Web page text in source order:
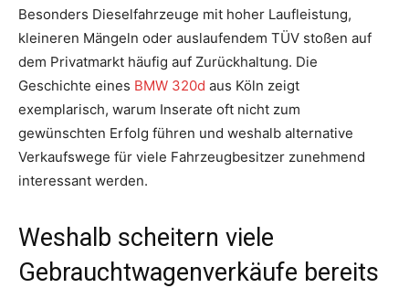
Besonders Dieselfahrzeuge mit hoher Laufleistung,
kleineren Mängeln oder auslaufendem TÜV stoßen auf
dem Privatmarkt häufig auf Zurückhaltung. Die
Geschichte eines BMW 320d aus Köln zeigt
exemplarisch, warum Inserate oft nicht zum
gewünschten Erfolg führen und weshalb alternative
Verkaufswege für viele Fahrzeugbesitzer zunehmend
interessant werden.
Weshalb scheitern viele
Gebrauchtwagenverkäufe bereits